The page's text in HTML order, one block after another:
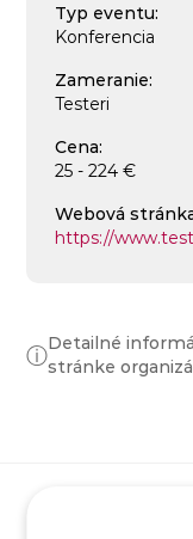
Typ eventu:
Konferencia
Zameranie:
Testeri
Cena:
25 - 224 €
Webová
https://
ⓘDetailné
stránke